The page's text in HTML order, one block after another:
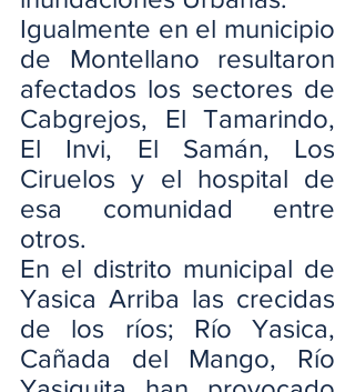
Igualmente en el municipio
de Montellano resultaron
afectados los sectores de
Cabgrejos, El Tamarindo,
El Invi, El Samán, Los
Ciruelos y el hospital de
esa comunidad entre
otros.
En el distrito municipal de
Yasica Arriba las crecidas
de los ríos; Río Yasica,
Cañada del Mango, Río